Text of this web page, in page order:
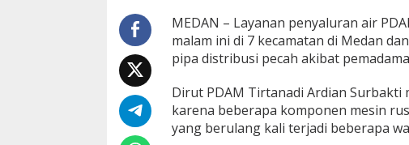
r
t
a
a
d
R
MEDAN – Layanan penyaluran air
malam ini di 7 kecamatan di Medan
pipa distribusi pecah akibat
Dirut PDAM Tirtanadi Ardian Surbakti
karena beberapa komponen mesin
yang berulang kali terjadi beberapa